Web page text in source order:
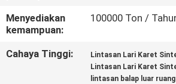
SITEMAP
PRIVACY
Menyediakan
kemampuan:
100000 Ton /
Cahaya Tinggi: Lintasan Lari Karet
Lintasan Lari Karet
lintasan balap luar